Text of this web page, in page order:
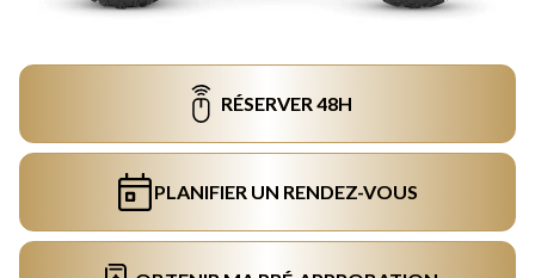
RÉSERVER 48H
PLANIFIER UN RENDEZ-VOUS